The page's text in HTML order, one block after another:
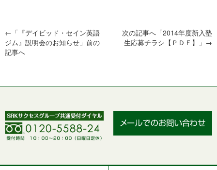
←「 『デイビッド・セイン英語
ジム』説明会のお知らせ 」前の
記事へ
次の記事へ「2014年度新入塾
生応募チラシ【ＰＤＦ】
」→